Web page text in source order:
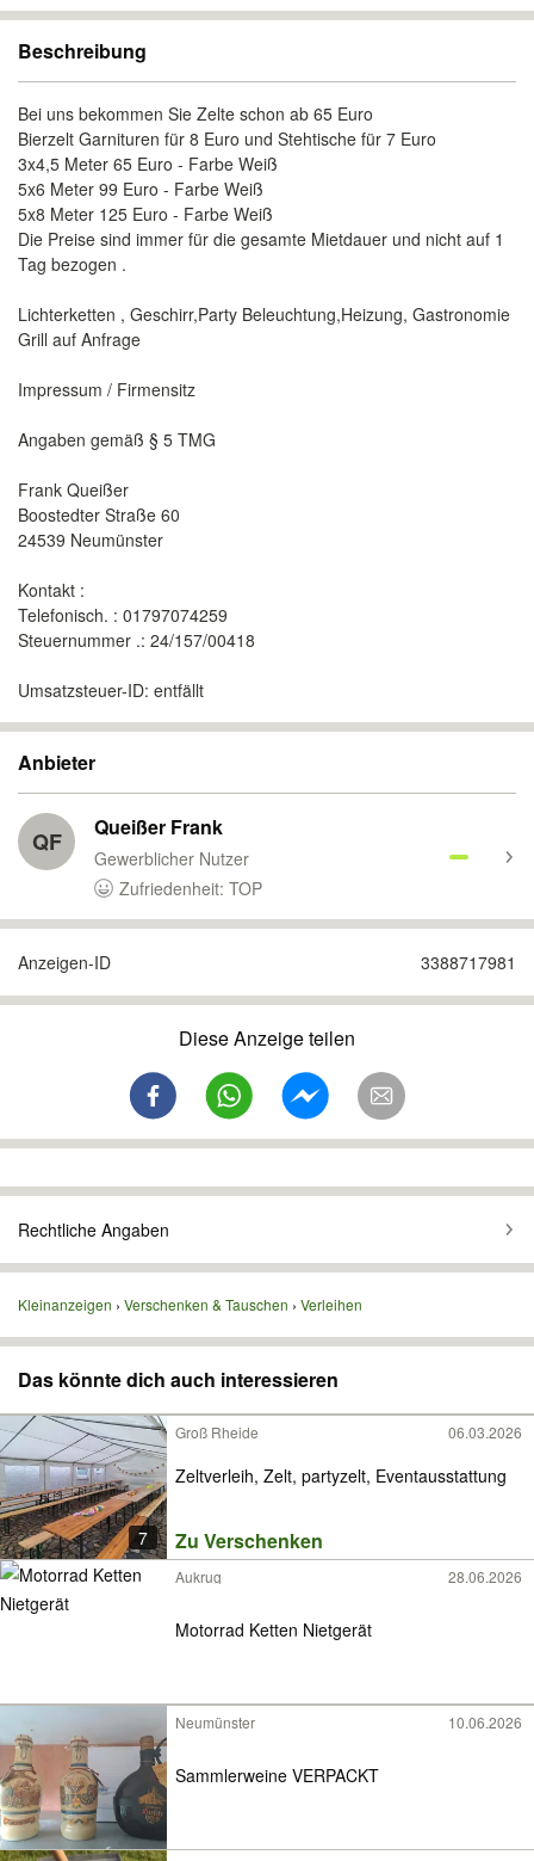
Beschreibung
Bei uns bekommen Sie Zelte schon ab 65 Euro
Bierzelt Garnituren für 8 Euro und Stehtische für 7 Euro
3x4,5 Meter 65 Euro - Farbe Weiß
5x6 Meter 99 Euro - Farbe Weiß
5x8 Meter 125 Euro - Farbe Weiß
Die Preise sind immer für die gesamte Mietdauer und nicht auf 1
Tag bezogen .
Lichterketten , Geschirr,Party Beleuchtung,Heizung, Gastronomie
Grill auf Anfrage
Impressum / Firmensitz
Angaben gemäß § 5 TMG
Frank Queißer
Boostedter Straße 60
24539 Neumünster
Kontakt :
Telefonisch. : 01797074259
Steuernummer .: 24/157/00418
Umsatzsteuer-ID: entfällt
Anbieter
QF Queißer Frank
Gewerblicher Nutzer
Zufriedenheit: TOP
Anzeigen-ID 3388717981
Diese Anzeige teilen
Rechtliche Angaben
Kleinanzeigen Verschenken & Tauschen Verleihen
Das könnte dich auch interessieren
7
Groß Rheide 06.03.2026
Zeltverleih, Zelt, partyzelt, Eventausstattung
Zu Verschenken
Aukrug 28.06.2026
Motorrad Ketten Nietgerät
Neumünster 10.06.2026
Sammlerweine VERPACKT